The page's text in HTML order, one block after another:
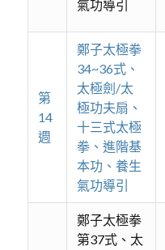
氣功導引
第
14
週
鄭子太極拳
34~36式、
太極劍/太
極功夫扇、
十三式太極
拳、進階基
本功、養生
氣功導引
鄭子太極拳
第37式、太